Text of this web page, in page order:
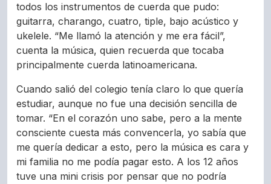
todos los instrumentos de cuerda que pudo:
guitarra, charango, cuatro, tiple, bajo acústico y
ukelele. “Me llamó la atención y me era fácil”,
cuenta la música, quien recuerda que tocaba
principalmente cuerda latinoamericana.
Cuando salió del colegio tenía claro lo que quería
estudiar, aunque no fue una decisión sencilla de
tomar. “En el corazón uno sabe, pero a la mente
consciente cuesta más convencerla, yo sabía que
me quería dedicar a esto, pero la música es cara y
mi familia no me podía pagar esto. A los 12 años
tuve una mini crisis por pensar que no podría